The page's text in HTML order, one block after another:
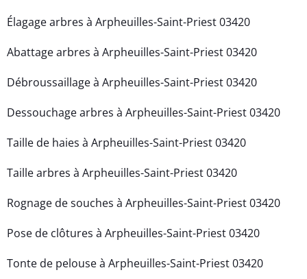
Élagage arbres à Arpheuilles-Saint-Priest 03420
Abattage arbres à Arpheuilles-Saint-Priest 03420
Débroussaillage à Arpheuilles-Saint-Priest 03420
Dessouchage arbres à Arpheuilles-Saint-Priest 03420
Taille de haies à Arpheuilles-Saint-Priest 03420
Taille arbres à Arpheuilles-Saint-Priest 03420
Rognage de souches à Arpheuilles-Saint-Priest 03420
Pose de clôtures à Arpheuilles-Saint-Priest 03420
Tonte de pelouse à Arpheuilles-Saint-Priest 03420